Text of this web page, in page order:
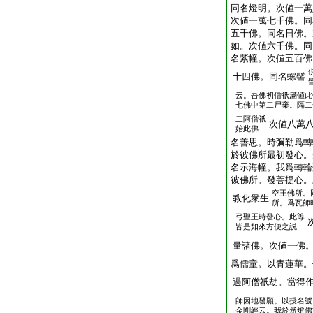
同名燈明。次値一
次値一萬七千佛。
五千佛。同名日佛
如。次値六千佛。
名紫幢。次値五百
十四佛。同名螺髻
云。吾佛初僧祇滿値
七佛中第二尸棄。隔
二阿僧祇
始此佛
次値八萬
名善思。時彌勒爲
於彼佛所最初發心
名示海幢。我爲轉
彼佛所。發菩提心
教化衆生 空王佛所。
所。爲瓦師
弓聖王時發心。此等
皆是如來方便之説
量諸佛。次値一佛
爲儒童。以青蓮華
過阿僧祇劫。當得
師因地發願。以授名
金剛經云。我於然燈